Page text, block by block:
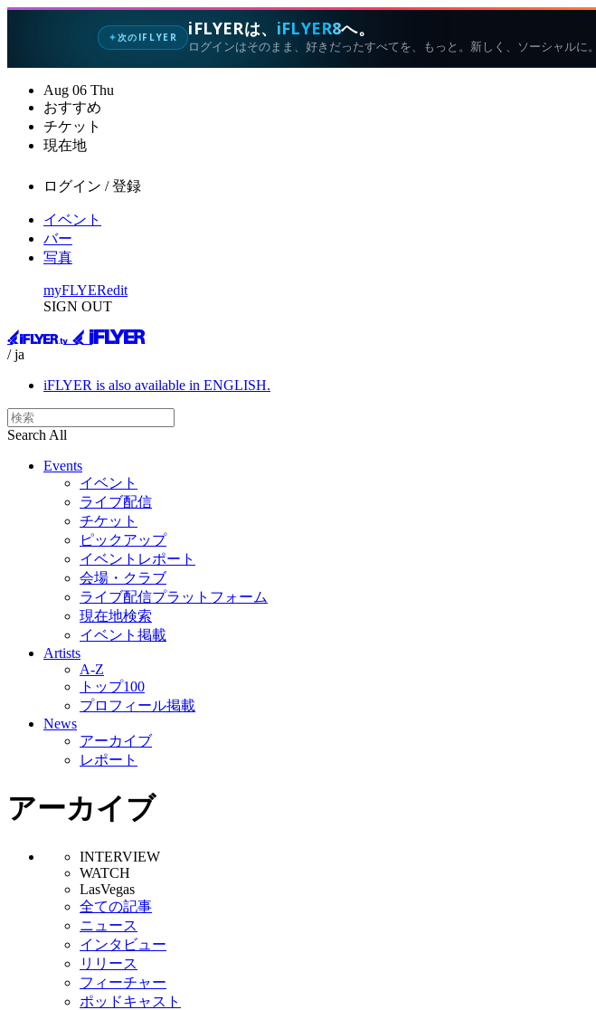
✦次のIFLYER iFLYERは、 iFLYER8へ。
ログインはそのまま、好きだったすべてを、もっと。新しく、ソーシャルに。
Aug 06 Thu
おすすめ
チケット
現在地
ログイン / 登録
イベント
バー
写真
myFLYERedit
SIGN OUT
/ ja
iFLYER is also available in ENGLISH.
Search All
Events
イベント
ライブ配信
チケット
ピックアップ
イベントレポート
会場・クラブ
ライブ配信プラットフォーム
現在地検索
イベント掲載
Artists
A-Z
トップ100
プロフィール掲載
News
アーカイブ
レポート
アーカイブ
INTERVIEW
WATCH
LasVegas
全ての記事
ニュース
インタビュー
リリース
フィーチャー
ポッドキャスト